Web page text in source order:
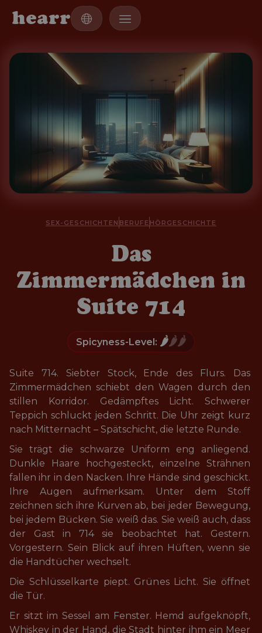
hearr
SEX-GESCHICHTEN BERUFE HÖRGESCHICHTE
Das
Zimmermädchen in
Suite 714
Spicyness-Level: 🌶️🌶️🌶️
Suite 714. Siebter Stock, Ende des Flurs. Das
Zimmermädchen schiebt den Wagen durch den
stillen Korridor. Gedämpftes Licht. Schwerer
Teppich schluckt jeden Schritt. Die Uhr zeigt kurz
nach Mitternacht – Spätschicht, die letzte Runde.
Sie trägt die schwarze Uniform eng anliegend.
Dunkle Haare hochgesteckt, einzelne Strähnen
fallen ihr in den Nacken. Ihre Hände sind geschickt.
Ihre Augen aufmerksam. Unter dem Stoff
zeichnen sich ihre Kurven ab, bei jeder Bewegung,
bei jedem Bücken. Sie weiß das. Sie weiß auch, dass
der Gast in 714 sie beobachtet hat. Gestern.
Vorgestern. Sein Blick auf ihren Hüften, wenn sie
die Handtücher wechselt.
Die Schlüsselkarte piept. Grünes Licht. Sie öffnet
die Tür.
Er sitzt im Sessel am Fenster. Hemd aufgeknöpft,
Whiskey in der Hand, die Stadt hinter ihm ein Meer